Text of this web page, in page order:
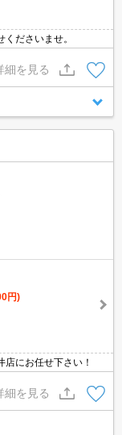
ださいませ。
細を見る
円)
にお任せ下さい！
細を見る